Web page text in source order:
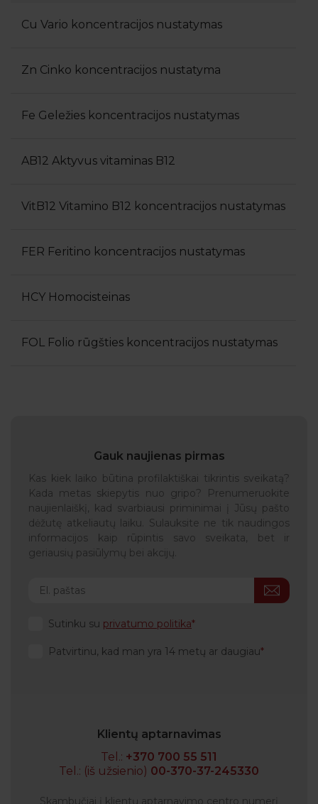
Cu Vario koncentracijos nustatymas
Zn Cinko koncentracijos nustatyma
Fe Geležies koncentracijos nustatymas
AB12 Aktyvus vitaminas B12
VitB12 Vitamino B12 koncentracijos nustatymas
FER Feritino koncentracijos nustatymas
HCY Homocisteinas
FOL Folio rūgšties koncentracijos nustatymas
Gauk naujienas pirmas
Kas kiek laiko būtina profilaktiškai tikrintis sveikatą?
Kada metas skiepytis nuo gripo? Prenumeruokite
naujienlaiškį, kad svarbiausi priminimai į Jūsų pašto
dėžutę atkeliautų laiku. Sulauksite ne tik naudingos
informacijos kaip rūpintis savo sveikata, bet ir
geriausių pasiūlymų bei akcijų.
Sutinku su privatumo politika
Patvirtinu, kad man yra 14 metų ar daugiau
Klientų aptarnavimas
Tel.: +370 700 55 511
Tel.: (iš užsienio) 00-370-37-245330
Skambučiai į klientų aptarnavimo centro numerį